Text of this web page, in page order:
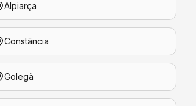
Alpiarça
Constância
Golegã